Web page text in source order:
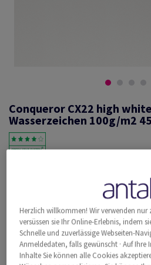
Conqueror CX22 high
Wasserzeichen 100g/m2
Conqueror CX22, high white, 100g/m2,
woodfree ECF with 15% cotton, 120µm,
Paket zu 500 Bogen/Blatt, FSC Mix Credit
Weitere Produktinformationen
Katalogpreis inkl. MwSt.
Herzlich willkommen! Wir verwenden nur
versüssen sie Ihr Online-Erlebnis, indem
Schnelle und zuverlässige Webseiten-
Anmeldedaten, falls gewünscht · Auf Ihre
Inhalte Sie können alle Cookies